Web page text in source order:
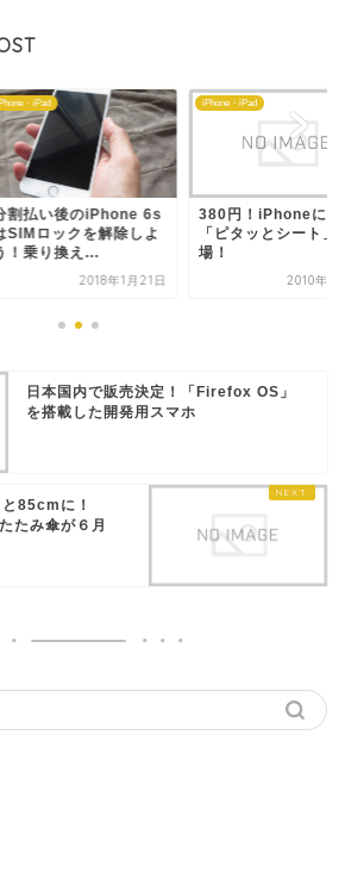
・iPad
割払い後のiPhone 6s
SIMロックを解除しよ
！乗り換え...
2018年1月21日
iPhone・iPad
380円！iPhoneに便
「ピタッとシート」
場！
2010年11
日本国内で販売決定！「Firefox OS」
を搭載した開発用スマホ
85cmに！
たみ傘が６月